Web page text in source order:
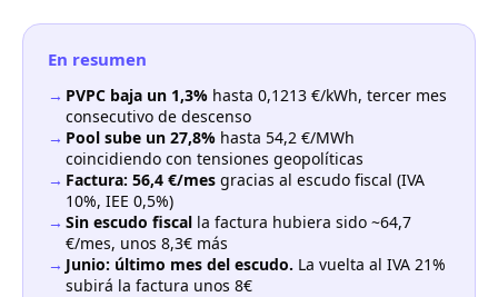
En resumen
→ PVPC baja un 1,3% hasta 0,1213 €/kWh, tercer mes
consecutivo de descenso
→ Pool sube un 27,8% hasta 54,2 €/MWh
coincidiendo con tensiones geopolíticas
→ Factura: 56,4 €/mes gracias al escudo fiscal (IVA
10%, IEE 0,5%)
→ Sin escudo fiscal la factura hubiera sido ~64,7
€/mes, unos 8,3€ más
→ Junio: último mes del escudo. La vuelta al IVA 21%
subirá la factura unos 8€